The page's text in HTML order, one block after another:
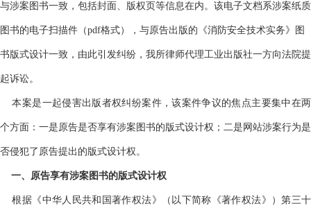
与涉案图书一致，包括封面、版权页等信息在内。 该电子文档系涉案纸质
图书的电子扫描件（pdf格式） ， 与原告出版的《消防安全技术实务》图
书版式设计一致 ， 由此引发纠纷，我所律师代理工业出版社一方向法院提
起诉讼。
本案是一起侵害出版者权纠纷案件，该案件争议的焦点主要集中在两
个方面：一是原告是否享有涉案图书的版式设计权；二是网站涉案行为是
否侵犯了原告提出的版式设计权。
一、原告享有涉案图书的版式设计权
根据《中华人民共和国著作权法》（以下简称《著作权法》）第三十